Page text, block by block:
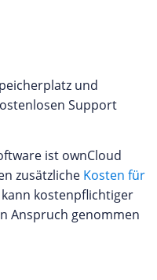
und
Support
ist ownCloud
zusätzliche Kosten für
kostenpflichtiger
Anspruch genommen